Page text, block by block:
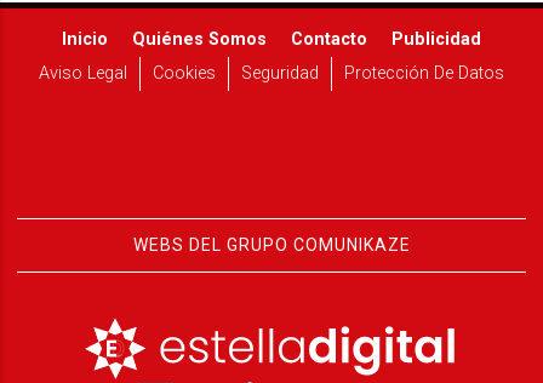
Inicio Quiénes Somos Contacto
Publicidad
Aviso Legal
Cookies Seguridad Protección De Datos
WEBS DEL GRUPO COMUNIKAZE